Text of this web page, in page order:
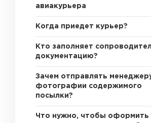
авиакурьера
Когда приедет курьер?
Кто заполняет
документацию?
Зачем отправлять
фотографии содержимого
посылки?
Что нужно, чтобы оформить